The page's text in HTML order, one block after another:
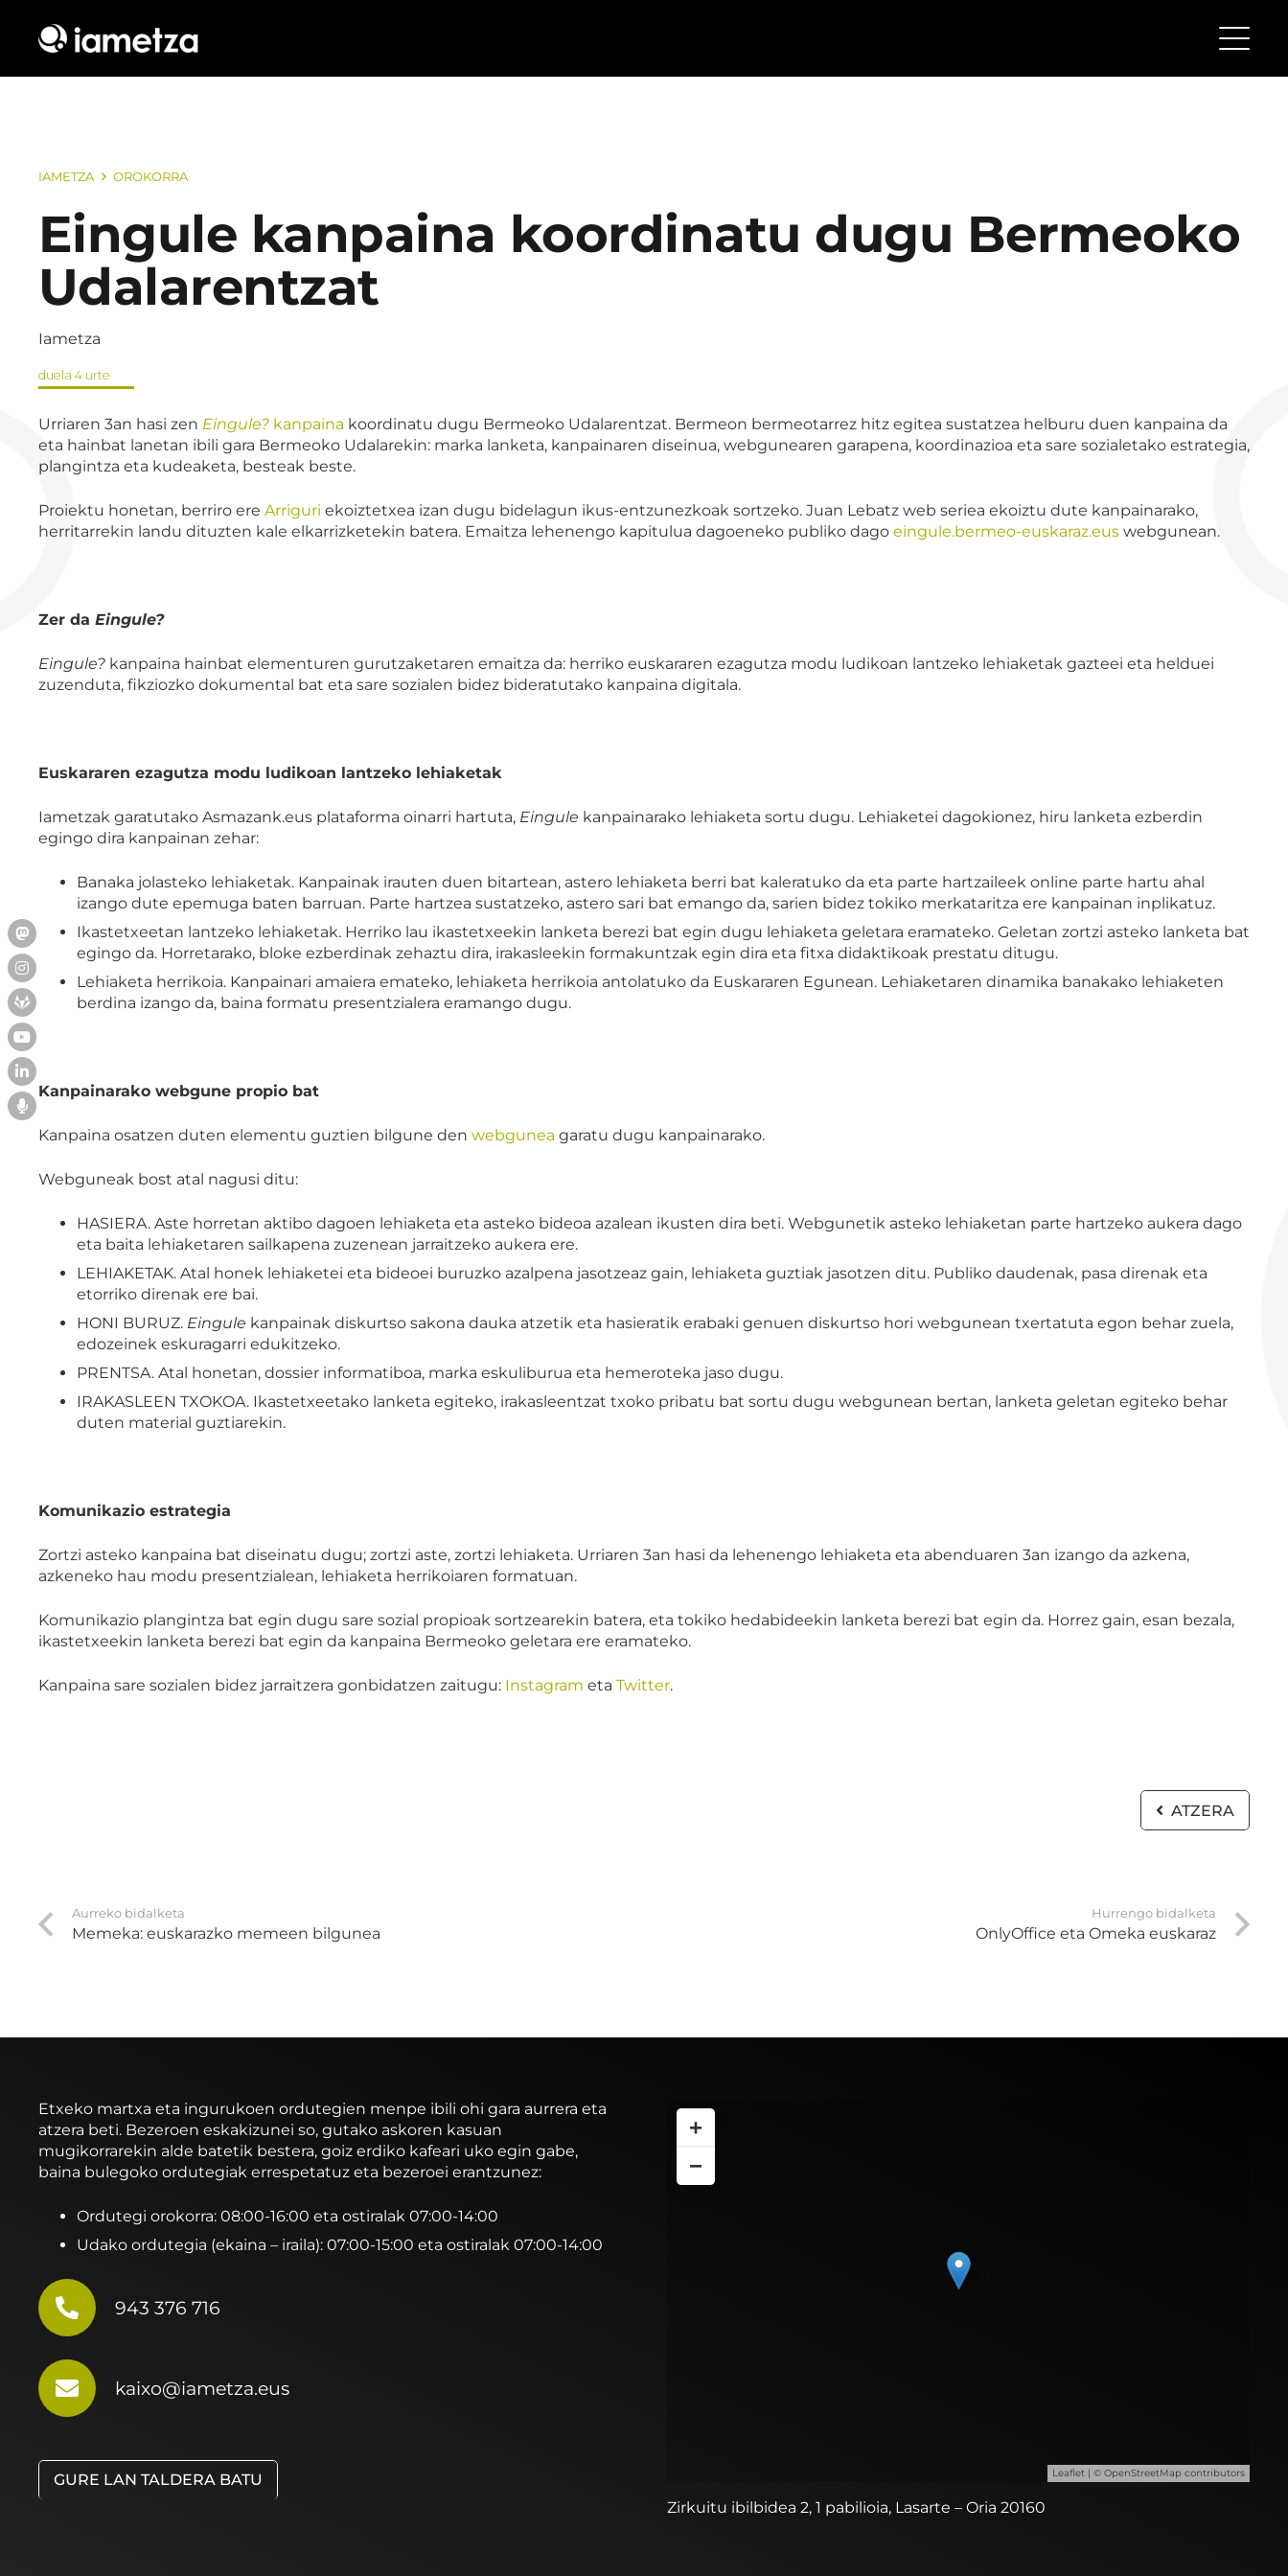
IAMETZA OROKORRA
Eingule kanpaina koordinatu dugu Bermeoko
Udalarentzat
Iametza
duela 4 urte
Urriaren 3an hasi zen Eingule? kanpaina koordinatu dugu Bermeoko Udalarentzat. Bermeon bermeotarrez hitz egitea sustatzea helburu duen kanpaina da
eta hainbat lanetan ibili gara Bermeoko Udalarekin: marka lanketa, kanpainaren diseinua, webgunearen garapena, koordinazioa eta sare sozialetako estrategia,
plangintza eta kudeaketa, besteak beste.
Proiektu honetan, berriro ere Arriguri ekoiztetxea izan dugu bidelagun ikus-entzunezkoak sortzeko. Juan Lebatz web seriea ekoiztu dute kanpainarako,
herritarrekin landu dituzten kale elkarrizketekin batera. Emaitza lehenengo kapitulua dagoeneko publiko dago eingule.bermeo-euskaraz.eus webgunean.
Zer da Eingule?
Eingule? kanpaina hainbat elementuren gurutzaketaren emaitza da: herriko euskararen ezagutza modu ludikoan lantzeko lehiaketak gazteei eta helduei
zuzenduta, fikziozko dokumental bat eta sare sozialen bidez bideratutako kanpaina digitala.
Euskararen ezagutza modu ludikoan lantzeko lehiaketak
Iametzak garatutako Asmazank.eus plataforma oinarri hartuta, Eingule kanpainarako lehiaketa sortu dugu. Lehiaketei dagokionez, hiru lanketa ezberdin
egingo dira kanpainan zehar:
Banaka jolasteko lehiaketak. Kanpainak irauten duen bitartean, astero lehiaketa berri bat kaleratuko da eta parte hartzaileek online parte hartu ahal
izango dute epemuga baten barruan. Parte hartzea sustatzeko, astero sari bat emango da, sarien bidez tokiko merkataritza ere kanpainan inplikatuz.
Ikastetxeetan lantzeko lehiaketak. Herriko lau ikastetxeekin lanketa berezi bat egin dugu lehiaketa geletara eramateko. Geletan zortzi asteko lanketa bat
egingo da. Horretarako, bloke ezberdinak zehaztu dira, irakasleekin formakuntzak egin dira eta fitxa didaktikoak prestatu ditugu.
Lehiaketa herrikoia. Kanpainari amaiera emateko, lehiaketa herrikoia antolatuko da Euskararen Egunean. Lehiaketaren dinamika banakako lehiaketen
berdina izango da, baina formatu presentzialera eramango dugu.
Kanpainarako webgune propio bat
Kanpaina osatzen duten elementu guztien bilgune den webgunea garatu dugu kanpainarako.
Webguneak bost atal nagusi ditu:
HASIERA. Aste horretan aktibo dagoen lehiaketa eta asteko bideoa azalean ikusten dira beti. Webgunetik asteko lehiaketan parte hartzeko aukera dago
eta baita lehiaketaren sailkapena zuzenean jarraitzeko aukera ere.
LEHIAKETAK. Atal honek lehiaketei eta bideoei buruzko azalpena jasotzeaz gain, lehiaketa guztiak jasotzen ditu. Publiko daudenak, pasa direnak eta
etorriko direnak ere bai.
HONI BURUZ. Eingule kanpainak diskurtso sakona dauka atzetik eta hasieratik erabaki genuen diskurtso hori webgunean txertatuta egon behar zuela,
edozeinek eskuragarri edukitzeko.
PRENTSA. Atal honetan, dossier informatiboa, marka eskuliburua eta hemeroteka jaso dugu.
IRAKASLEEN TXOKOA. Ikastetxeetako lanketa egiteko, irakasleentzat txoko pribatu bat sortu dugu webgunean bertan, lanketa geletan egiteko behar
duten material guztiarekin.
Komunikazio estrategia
Zortzi asteko kanpaina bat diseinatu dugu; zortzi aste, zortzi lehiaketa. Urriaren 3an hasi da lehenengo lehiaketa eta abenduaren 3an izango da azkena,
azkeneko hau modu presentzialean, lehiaketa herrikoiaren formatuan.
Komunikazio plangintza bat egin dugu sare sozial propioak sortzearekin batera, eta tokiko hedabideekin lanketa berezi bat egin da. Horrez gain, esan bezala,
ikastetxeekin lanketa berezi bat egin da kanpaina Bermeoko geletara ere eramateko.
Kanpaina sare sozialen bidez jarraitzera gonbidatzen zaitugu: Instagram eta Twitter.
ATZERA
Aurreko bidalketa
Memeka: euskarazko memeen bilgunea
Hurrengo bidalketa
OnlyOffice eta Omeka euskaraz
Etxeko martxa eta ingurukoen ordutegien menpe ibili ohi gara aurrera eta
atzera beti. Bezeroen eskakizunei so, gutako askoren kasuan
mugikorrarekin alde batetik bestera, goiz erdiko kafeari uko egin gabe,
baina bulegoko ordutegiak errespetatuz eta bezeroei erantzunez:
Ordutegi orokorra: 08:00-16:00 eta ostiralak 07:00-14:00
Udako ordutegia (ekaina – iraila): 07:00-15:00 eta ostiralak 07:00-14:00
943 376 716
kaixo@iametza.eus
GURE LAN TALDERA BATU
+
−
Leaflet | © OpenStreetMap contributors
Zirkuitu ibilbidea 2, 1 pabilioia, Lasarte – Oria 20160